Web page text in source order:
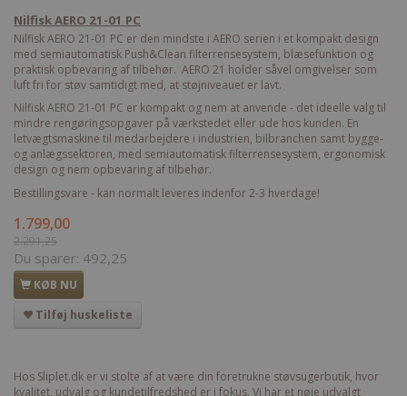
Nilfisk AERO 21-01 PC
Nilfisk AERO 21-01 PC er den mindste i AERO serien i et kompakt design
med semiautomatisk Push&Clean filterrensesystem, blæsefunktion og
praktisk opbevaring af tilbehør. AERO 21 holder såvel omgivelser som
luft fri for støv samtidigt med, at støjniveauet er lavt.
Nilfisk AERO 21-01 PC er kompakt og nem at anvende - det ideelle valg til
mindre rengøringsopgaver på værkstedet eller ude hos kunden. En
letvægtsmaskine til medarbejdere i industrien, bilbranchen samt bygge-
og anlægssektoren, med semiautomatisk filterrensesystem, ergonomisk
design og nem opbevaring af tilbehør.
Bestillingsvare - kan normalt leveres indenfor 2-3 hverdage!
1.799,00
2.291,25
Du sparer: 492,25
KØB NU
Tilføj huskeliste
Hos Sliplet.dk er vi stolte af at være din foretrukne støvsugerbutik, hvor
kvalitet, udvalg og kundetilfredshed er i fokus. Vi har et nøje udvalgt